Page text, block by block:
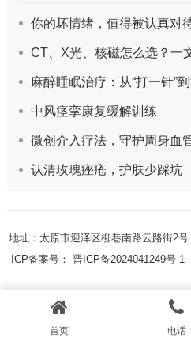
你的坏情绪，值得被认真对
CT、X光、核磁怎么选？一
麻醉睡眠治疗：从“打一针”
中风痉挛康复缓解训练
微创介入疗法，守护周身血
认清玫瑰痤疮，护肤少踩坑
地址：太原市迎泽区柳巷南路云路街2
ICP备案号： 晋ICP备2024041249号-1
首页 电话